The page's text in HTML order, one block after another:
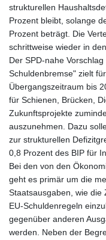
strukturellen
Prozent bleibt, solange
Prozent beträgt. Die
schrittweise wieder in
Der SPD-nahe
Schuldenbremse" zielt
Übergangszeitraum bis
für Schienen, Brücken,
Zukunftsprojekte
auszunehmen. Dazu
zur strukturellen
0,8 Prozent des BIP für
Bei den von den
geht es primär um die
Staatsausgaben, wie die
EU-Schuldenregeln
gegenüber anderen
werden. Neben der